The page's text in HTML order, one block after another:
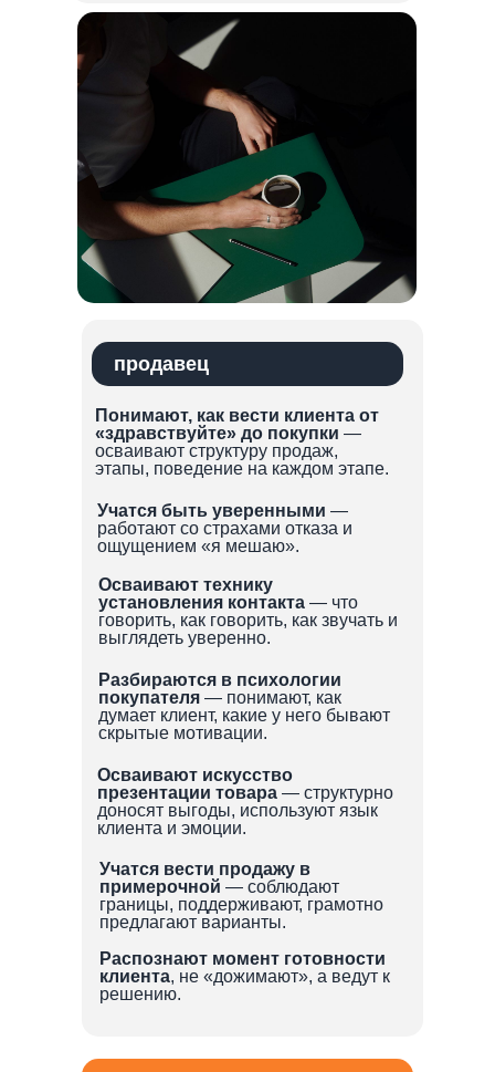
Понимают, как вести клиента от
«здравствуйте» до покупки —
осваивают структуру продаж,
этапы, поведение на каждом этапе.
Учатся быть уверенными —
работают со страхами отказа и
ощущением «я мешаю».
Разбираются в психологии
покупателя — понимают, как
думает клиент, какие у него бывают
скрытые мотивации.
Осваивают технику
установления контакта — что
говорить, как говорить, как звучать и
выглядеть уверенно.
Осваивают искусство
презентации товара — структурно
доносят выгоды, используют язык
клиента и эмоции.
Распознают момент готовности
клиента, не «дожимают», а ведут к
решению.
Учатся вести продажу в
примерочной — соблюдают
границы, поддерживают, грамотно
предлагают варианты.
продавец